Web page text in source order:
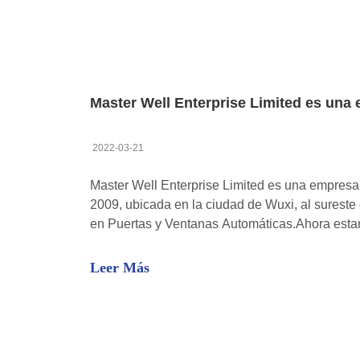
2022-03-21
Master Well Enterprise Limited es una
2009, ubicada en la ciudad de Wuxi, al
en Puertas y Ventanas Automáticas.Ahora
nuestro excelente desempeño comercial,
Leer Más